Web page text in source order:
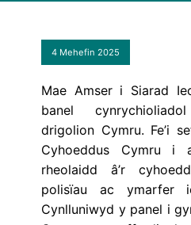
4 Mehefin 2025
Mae Amser i Siarad
banel
drigolion Cymru. Fe’i
Cyhoeddus Cymru i
rheolaidd â’r
polisïau ac ymarfer
Cynlluniwyd y panel i